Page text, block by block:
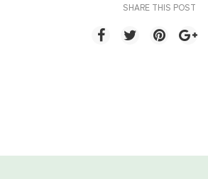
SHARE THIS POST